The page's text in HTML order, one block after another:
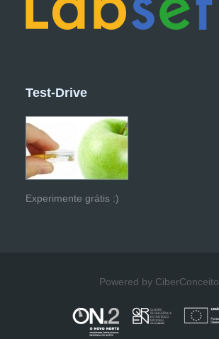
Test-Drive
Experimente grátis :)
Powered by CiberConceito